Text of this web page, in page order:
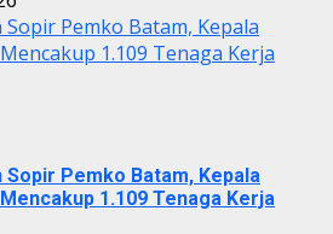
Pemko Batam, Kepala
1.109 Tenaga Kerja
Pemko Batam, Kepala
1.109 Tenaga Kerja